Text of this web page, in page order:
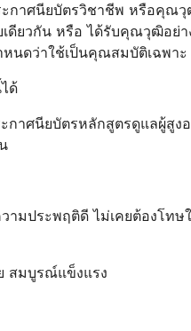
กาศนียบัตรวิชาชีพ หรือคุณ
เดียวกัน หรือ ได้รับคุณวุฒิอย่
นดว่าใช้เป็นคุณสมบัติเฉพาะ
ด้
กาศนียบัตรหลักสูตรดูแลผู้สูง
ามประพฤติดี ไม่เคยต้องโทษ
สมบูรณ์แข็งแรง